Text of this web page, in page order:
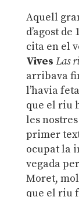
Aquell
d’agost
cita en el
Vives Las
arribava
l’havia
que el riu
les
primer
ocupat la
vegada
Moret,
que el riu